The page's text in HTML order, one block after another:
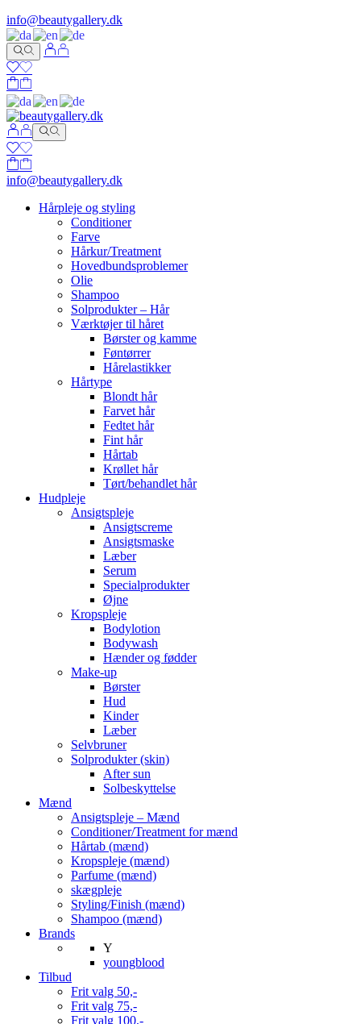
info@beautygallery.dk
info@beautygallery.dk
Hårpleje og styling
Conditioner
Farve
Hårkur/Treatment
Hovedbundsproblemer
Olie
Shampoo
Solprodukter – Hår
Værktøjer til håret
Børster og kamme
Føntørrer
Hårelastikker
Hårtype
Blondt hår
Farvet hår
Fedtet hår
Fint hår
Hårtab
Krøllet hår
Tørt/behandlet hår
Hudpleje
Ansigtspleje
Ansigtscreme
Ansigtsmaske
Læber
Serum
Specialprodukter
Øjne
Kropspleje
Bodylotion
Bodywash
Hænder og fødder
Make-up
Børster
Hud
Kinder
Læber
Selvbruner
Solprodukter (skin)
After sun
Solbeskyttelse
Mænd
Ansigtspleje – Mænd
Conditioner/Treatment for mænd
Hårtab (mænd)
Kropspleje (mænd)
Parfume (mænd)
skægpleje
Styling/Finish (mænd)
Shampoo (mænd)
Brands
Y
youngblood
Tilbud
Frit valg 50,-
Frit valg 75,-
Frit valg 100,-